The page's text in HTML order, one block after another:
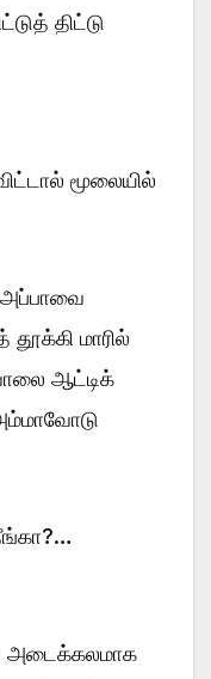
திட்டு
மூலையில்
அப்பாவை
மாரில்
ஆட்டிக்